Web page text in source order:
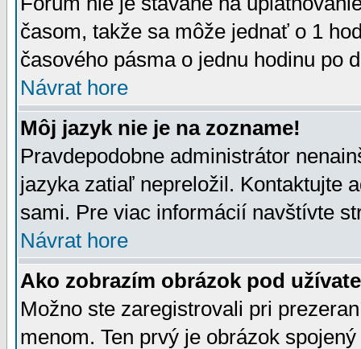
časom, takže sa môže jednať o 1
časového pásma o jednu hodinu po
Návrat hore
Môj jazyk nie je na zozname!
Pravdepodobne administrátor
jazyka zatiaľ nepreložil. Kontaktujte
sami. Pre viac informácií navštívte
Návrat hore
Ako zobrazím obrázok pod
Možno ste zaregistrovali pri
menom. Ten prvý je obrázok